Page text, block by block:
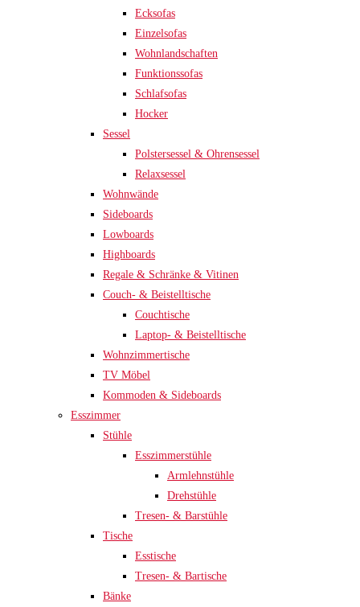
Ecksofas
Einzelsofas
Wohnlandschaften
Funktionssofas
Schlafsofas
Hocker
Sessel
Polstersessel & Ohrensessel
Relaxsessel
Wohnwände
Sideboards
Lowboards
Highboards
Regale & Schränke & Vitinen
Couch- & Beistelltische
Couchtische
Laptop- & Beistelltische
Wohnzimmertische
TV Möbel
Kommoden & Sideboards
Esszimmer
Stühle
Esszimmerstühle
Armlehnstühle
Drehstühle
Tresen- & Barstühle
Tische
Esstische
Tresen- & Bartische
Bänke